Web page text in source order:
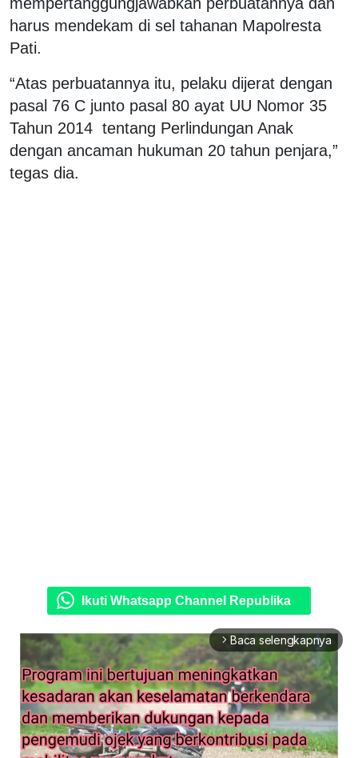
harus mendekam di sel tahanan Mapolresta
Pati.
“Atas perbuatannya itu, pelaku dijerat dengan
pasal 76 C junto pasal 80 ayat UU Nomor 35
Tahun 2014 tentang Perlindungan Anak
dengan ancaman hukuman 20 tahun penjara,”
tegas dia.
Ikuti Whatsapp Channel Republika
arrow_forward_ios Baca selengkapnya